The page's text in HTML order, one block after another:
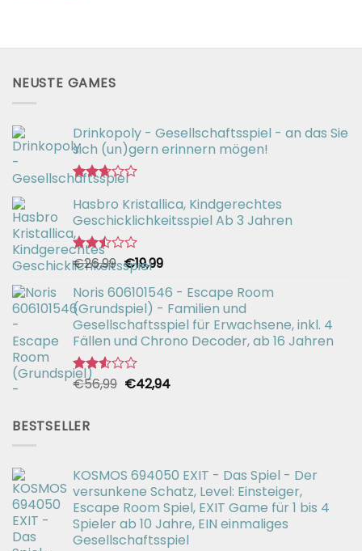
NEUSTE GAMES
Drinkopoly - Gesellschaftsspiel - an das Sie
sich (un)gern erinnern mögen!
Bewertet
mit
2.67
von 5
Hasbro Kristallica, Kindgerechtes
Geschicklichkeitsspiel Ab 3 Jahren
Bewertet
mit
2.49
von 5
€26,99 Ursprünglicher
Preis
war:
€26,99
€19,99Aktueller
ist:
€19,99.
Noris 606101546 - Escape Room
(Grundspiel) - Familien und
Gesellschaftsspiel für Erwachsene, inkl. 4
Fällen und Chrono Decoder, ab 16 Jahren
Bewertet
von 5
€56,99 Ursprünglicher
€42,94Aktueller
BESTSELLER
KOSMOS 694050 EXIT - Das Spiel - Der
versunkene Schatz, Level: Einsteiger,
Escape Room Spiel, EXIT Game für 1 bis 4
Spieler ab 10 Jahre, EIN einmaliges
Gesellschaftsspiel